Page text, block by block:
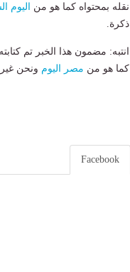
نقله بمحتواه كما هو من
اليوم
ذكرة.
انتبه: مضمون هذا الخبر تم
كما هو من مصر اليوم ونحن
Facebook